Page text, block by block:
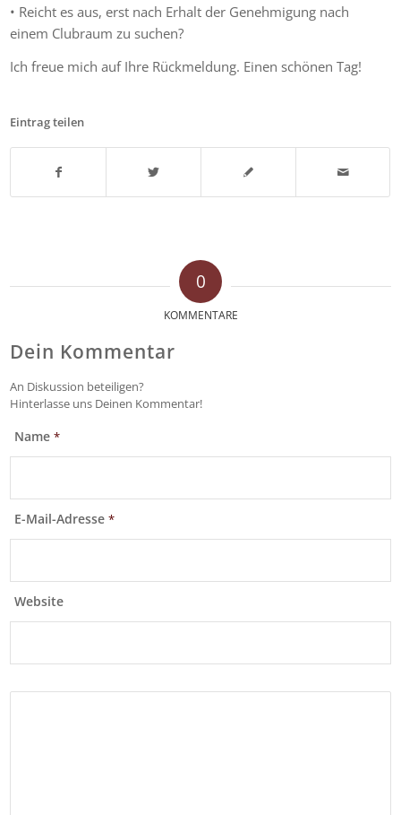
• Reicht es aus, erst nach Erhalt der Genehmigung nach
einem Clubraum zu suchen?
Ich freue mich auf Ihre Rückmeldung. Einen schönen Tag!
Eintrag teilen
0
KOMMENTARE
Dein Kommentar
An Diskussion beteiligen?
Hinterlasse uns Deinen Kommentar!
Name*
E-Mail-Adresse*
Website